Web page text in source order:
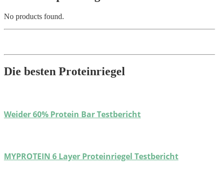
No products found.
Die besten Proteinriegel
Weider 60% Protein Bar Testbericht
MYPROTEIN 6 Layer Proteinriegel Testbericht